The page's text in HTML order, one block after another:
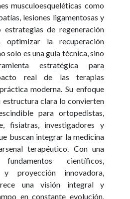
musculoesqueléticas como
lesiones ligamentosas y
estrategias de regeneración
optimizar la recuperación
solo es una guía técnica, sino
estratégica para
real de las terapias
moderna. Su enfoque
clara lo convierten
para ortopedistas,
fisiatras, investigadores y
buscan integrar la medicina
terapéutico. Con una
científicos,
proyección innovadora,
una visión integral y
en constante evolución,